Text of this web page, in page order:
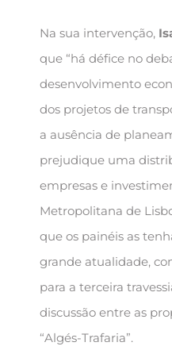
Na sua intervenção,
que “há défice no
desenvolvimento
dos projetos de
a ausência de
prejudique uma
empresas e
Metropolitana de
que os painéis as
grande atualidade,
para a terceira
discussão entre as
“Algés-Trafaria”.